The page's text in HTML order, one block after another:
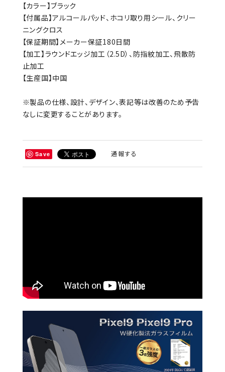
【カラー】ブラック
【付属品】アルコールパッド、ホコリ取り用シール、クリー
ニングクロス
【保証期間】メーカー保証180日間
【加工】ラウンドエッジ加工（2.5D）、防指紋加工、飛散防
止加工
【生産国】中国
※製品の仕様、設計、デザイン、表記等は改善のため予告
なしに変更することがあります。
Save 通報する